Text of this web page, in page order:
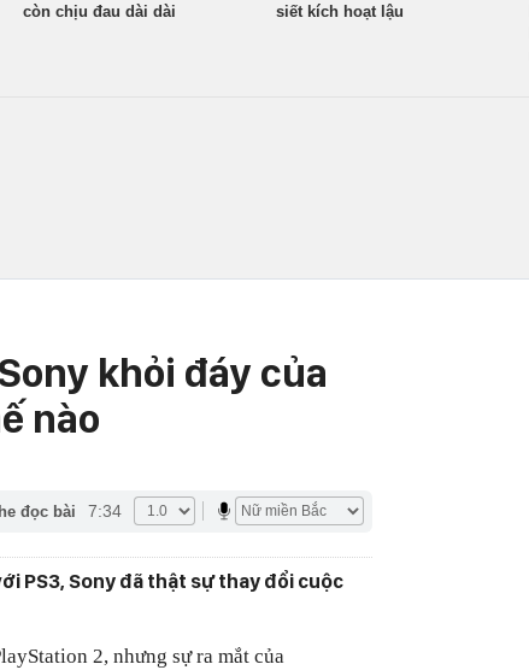
còn chịu đau dài dài
siết kích hoạt lậu
khỏi đáy của
nào
đọc bài 7:34
PS3, Sony đã thật sự thay đổi cuộc
2, nhưng sự ra mắt của